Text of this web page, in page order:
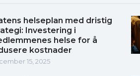
helseplan med dristig
Investering i
helse for å
kostnader
15, 2025